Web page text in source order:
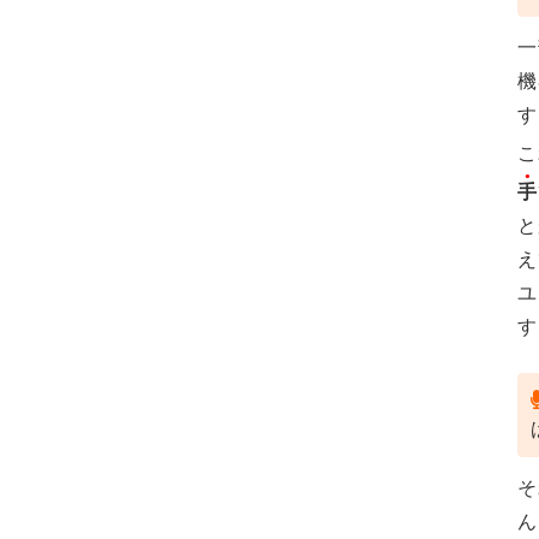
す
す